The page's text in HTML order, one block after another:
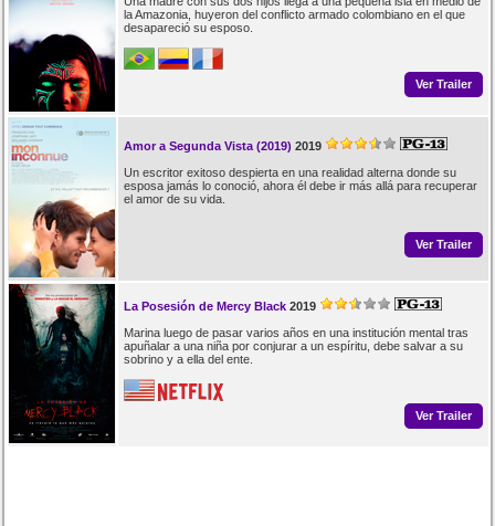
la Amazonia, huyeron del conflicto armado colombiano en el que
desapareció su esposo.
Ver Trailer
Amor a Segunda Vista (2019) 2019
Un escritor exitoso despierta en una realidad alterna donde su
esposa jamás lo conoció, ahora él debe ir más allá para recuperar
el amor de su vida.
Ver Trailer
La Posesión de Mercy Black 2019
Marina luego de pasar varios años en una institución mental tras
apuñalar a una niña por conjurar a un espíritu, debe salvar a su
sobrino y a ella del ente.
Ver Trailer